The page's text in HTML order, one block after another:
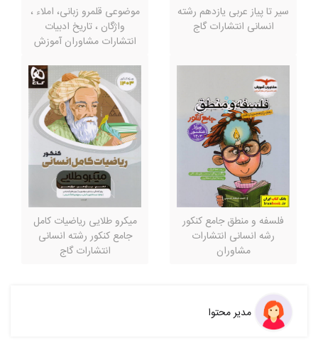
سیر تا پیاز عربی یازدهم رشته
انسانی انتشارات گاج
موضوعی قلمرو زبانی، املاء ،
واژگان ، تاریخ ادبیات
انتشارات مشاوران آموزش
فلسفه و منطق جامع کنکور
رشه انسانی انتشارات
مشاوران
میکرو طلایی ریاضیات کامل
جامع کنکور رشته انسانی
انتشارات گاج
مدیر محتوا